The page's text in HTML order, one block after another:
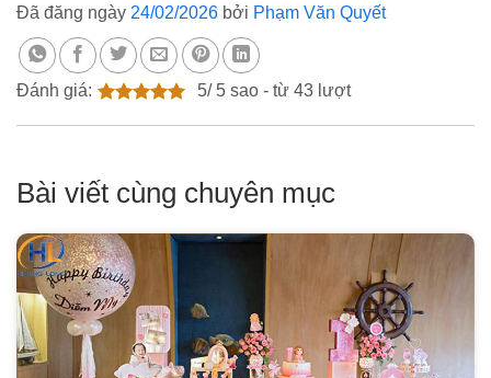
Đã đăng ngày 24/02/2026 bởi Phạm Văn Quyết
Đánh giá: 5/ 5sao - từ 43lượt
Bài viết cùng chuyên mục